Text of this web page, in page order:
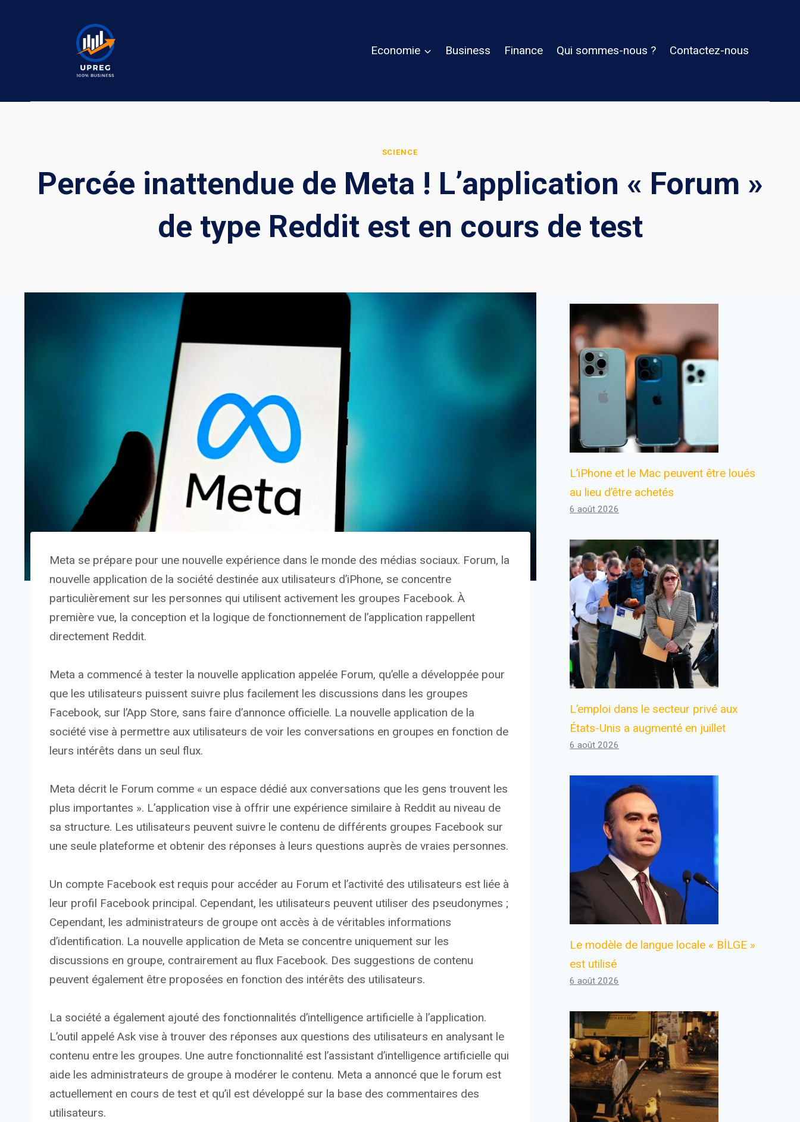
Economie Business Finance Qui sommes-nous ? Contactez-nous
SCIENCE
Percée inattendue de Meta ! L’application « Forum »
de type Reddit est en cours de test
Meta se prépare pour une nouvelle expérience dans le monde des médias sociaux. Forum, la
nouvelle application de la société destinée aux utilisateurs d’iPhone, se concentre
particulièrement sur les personnes qui utilisent activement les groupes Facebook. À
première vue, la conception et la logique de fonctionnement de l’application rappellent
directement Reddit.
Meta a commencé à tester la nouvelle application appelée Forum, qu’elle a développée pour
que les utilisateurs puissent suivre plus facilement les discussions dans les groupes
Facebook, sur l’App Store, sans faire d’annonce officielle. La nouvelle application de la
société vise à permettre aux utilisateurs de voir les conversations en groupes en fonction de
leurs intérêts dans un seul flux.
Meta décrit le Forum comme « un espace dédié aux conversations que les gens trouvent les
plus importantes ». L’application vise à offrir une expérience similaire à Reddit au niveau de
sa structure. Les utilisateurs peuvent suivre le contenu de différents groupes Facebook sur
une seule plateforme et obtenir des réponses à leurs questions auprès de vraies personnes.
Un compte Facebook est requis pour accéder au Forum et l’activité des utilisateurs est liée à
leur profil Facebook principal. Cependant, les utilisateurs peuvent utiliser des pseudonymes ;
Cependant, les administrateurs de groupe ont accès à de véritables informations
d’identification. La nouvelle application de Meta se concentre uniquement sur les
discussions en groupe, contrairement au flux Facebook. Des suggestions de contenu
peuvent également être proposées en fonction des intérêts des utilisateurs.
La société a également ajouté des fonctionnalités d’intelligence artificielle à l’application.
L’outil appelé Ask vise à trouver des réponses aux questions des utilisateurs en analysant le
contenu entre les groupes. Une autre fonctionnalité est l’assistant d’intelligence artificielle qui
aide les administrateurs de groupe à modérer le contenu. Meta a annoncé que le forum est
actuellement en cours de test et qu’il est développé sur la base des commentaires des
utilisateurs.
L’iPhone et le Mac peuvent être loués
au lieu d’être achetés
6 août 2026
L’emploi dans le secteur privé aux
États-Unis a augmenté en juillet
6 août 2026
Le modèle de langue locale « BİLGE »
est utilisé
6 août 2026